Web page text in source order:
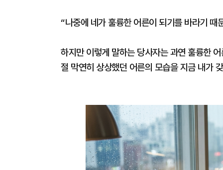
“나중에 네가 훌륭한 어른이 되기를 바라기 때
하지만 이렇게 말하는 당사자는 과연 훌륭한
절 막연히 상상했던 어른의 모습을 지금 내가